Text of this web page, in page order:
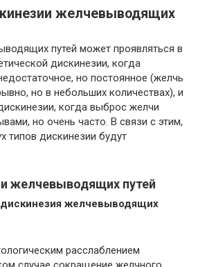
желчевыводящих
путей может проявляться в
дискинезии, когда
но постоянное (желчь
но в небольших количествах), и
когда выброс желчи
но очень часто. В связи с этим,
типов дискинезии будут
желчевыводящих путей
дискинезия желчевыводящих
расслаблением